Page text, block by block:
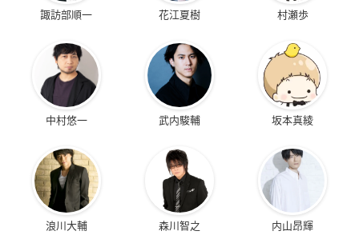
諏訪部順一 花江夏樹 村瀬歩
中村悠一 武内駿輔 坂本真綾
浪川大輔 森川智之 内山昂輝